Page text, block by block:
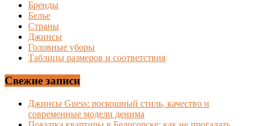
Бренды
Белье
Страны
Джинсы
Головные уборы
Таблицы размеров и соответствия
Свежие записи
Джинсы Guess: роскошный стиль, качество и
современные модели денима